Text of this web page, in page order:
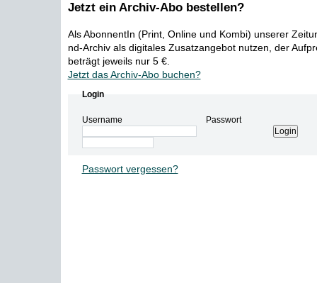
Jetzt ein Archiv-Abo bestellen?
Als AbonnentIn (Print, Online und Kombi) unserer
nd-Archiv als digitales Zusatzangebot nutzen, der
beträgt jeweils nur 5 €.
Jetzt das Archiv-Abo buchen?
Login
Username Passwort
Passwort vergessen?